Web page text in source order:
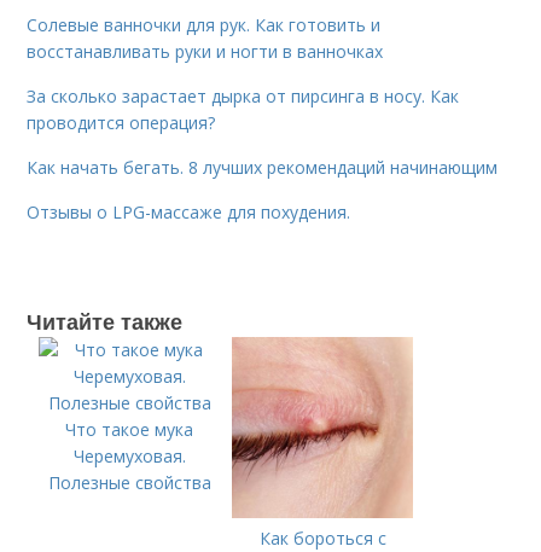
Солевые ванночки для рук. Как готовить и
восстанавливать руки и ногти в ванночках
За сколько зарастает дырка от пирсинга в носу. Как
проводится операция?
Как начать бегать. 8 лучших рекомендаций начинающим
Отзывы о LPG-массаже для похудения.
Читайте также
Что такое мука
Черемуховая.
Полезные свойства
Как бороться с